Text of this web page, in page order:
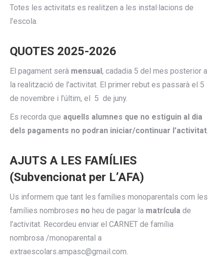
Totes les activitats es realitzen a les instal·lacions de
l’escola.
QUOTES 2025-2026
El pagament serà mensual, cadadia 5 del mes posterior a
la realització de l’activitat. El primer rebut es passarà el 5
de novembre i l’últim, el 5 de juny.
Es recorda que aquells alumnes que no estiguin al dia
dels pagaments no podran iniciar/continuar l’activitat.
AJUTS A LES FAMÍLIES
(Subvencionat per L’AFA)
Us informem que tant les famílies monoparentals com les
famílies nombroses no heu de pagar la matrícula de
l’activitat. Recordeu enviar el CARNET de família
nombrosa /monoparental a
extraescolars.ampasc@gmail.com.